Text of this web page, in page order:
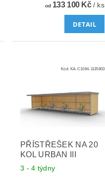
od133 100 Kč/ ks
DETAIL
Kód: KA-C1084-1135803
PŘÍSTŘEŠEK NA 20
KOL URBAN III
3 - 4 týdny